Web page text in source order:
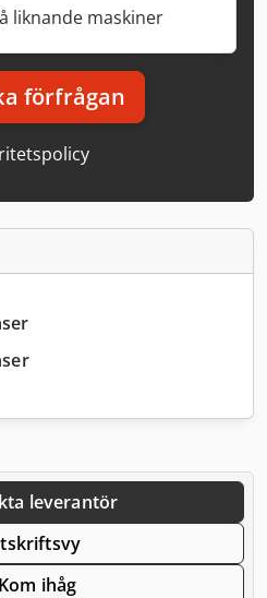
liknande maskiner
förfrågan
leverantör
Kom ihåg